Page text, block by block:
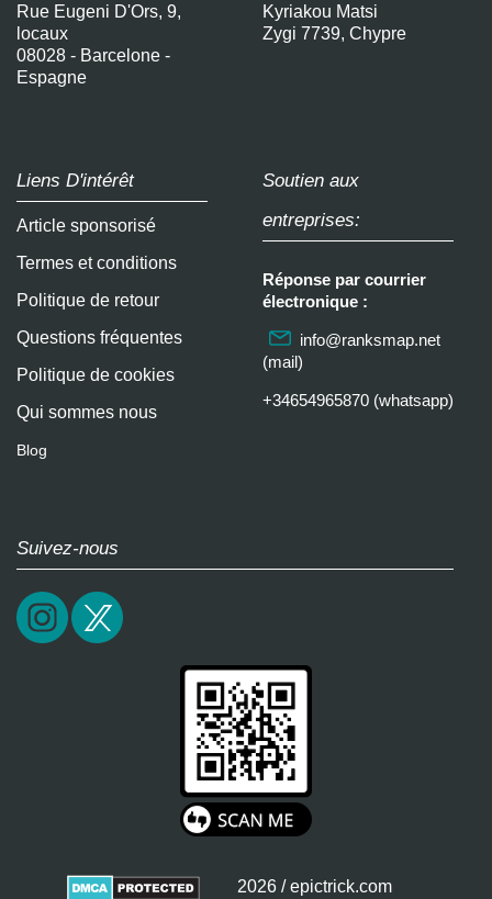
Rue Eugeni D'Ors, 9,
locaux
08028 - Barcelone -
Espagne
Kyriakou Matsi
Zygi 7739, Chypre
Liens D'intérêt
Article sponsorisé
Termes et conditions
Politique de retour
Questions fréquentes
Politique de cookies
Qui sommes nous
Blog
Soutien aux
entreprises:
Réponse par courrier
électronique :
info@ranksmap.net
(mail)
+34654965870 (whatsapp)
Suivez-nous
2026 / epictrick.com